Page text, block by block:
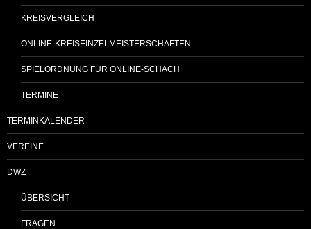
KREISVERGLEICH
ONLINE-KREISEINZELMEISTERSCHAFTEN
SPIELORDNUNG FÜR ONLINE-SCHACH
TERMINE
TERMINKALENDER
VEREINE
DWZ
ÜBERSICHT
FRAGEN